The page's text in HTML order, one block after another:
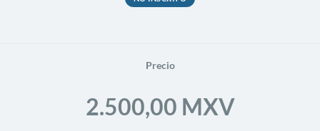
Precio
2.500,00 MXV